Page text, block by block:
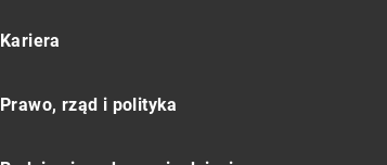
Kariera
Prawo, rząd i polityka